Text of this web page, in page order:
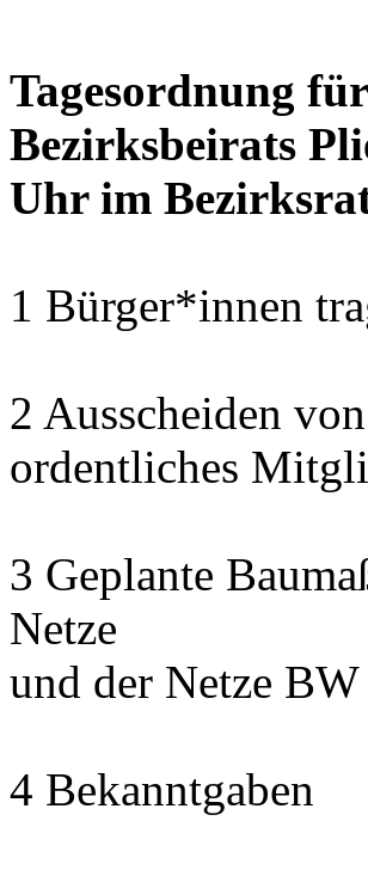
Tagesordnung
Bezirksbeirats
Uhr im
1 Bürger*innen
2 Ausscheiden
ordentliches
3 Geplante
Netze
und der Netze
4 Bekanntgaben